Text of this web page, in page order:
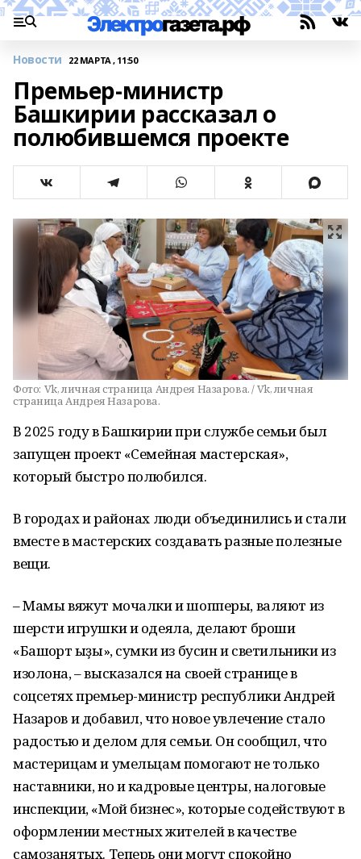
Новости 22 МАРТА , 11:50
Премьер-министр
Башкирии рассказал о
полюбившемся проекте
Фото: Vk, личная страница Андрея Назарова. / Vk, личная
страница Андрея Назарова.
В 2025 году в Башкирии при службе семьи был
запущен проект «Семейная мастерская»,
который быстро полюбился.
В городах и районах люди объединились и стали
вместе в мастерских создавать разные полезные
вещи.
– Мамы вяжут мочалки и шопперы, валяют из
шерсти игрушки и одеяла, делают броши
«Башҡорт ҡыҙы», сумки из бусин и светильники из
изолона, – высказался на своей странице в
соцсетях премьер-министр республики Андрей
Назаров и добавил, что новое увлечение стало
радостью и делом для семьи. Он сообщил, что
мастерицам и умельцам помогают не только
наставники, но и кадровые центры, налоговые
инспекции, «Мой бизнес», которые содействуют в
оформлении местных жителей в качестве
самозанятых. Теперь они могут спокойно